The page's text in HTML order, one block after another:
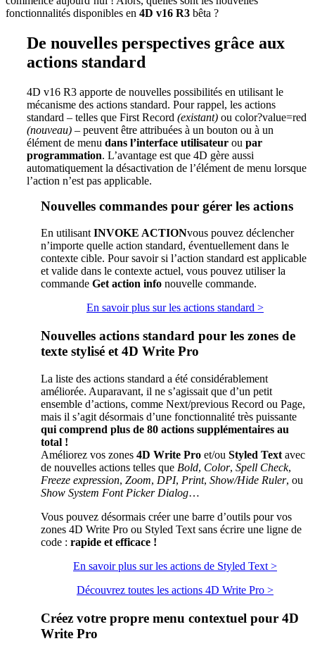
fonctionnalités disponibles en 4D v16 R3 bêta ?
De nouvelles perspectives grâce aux
actions standard
4D v16 R3 apporte de nouvelles possibilités en utilisant le
mécanisme des actions standard. Pour rappel, les actions
standard – telles que First Record (existant) ou color?value=red
(nouveau) – peuvent être attribuées à un bouton ou à un
élément de menu dans l’interface utilisateur ou par
programmation. L’avantage est que 4D gère aussi
automatiquement la désactivation de l’élément de menu lorsque
l’action n’est pas applicable.
Nouvelles commandes pour gérer les actions
En utilisant INVOKE ACTIONvous pouvez déclencher
n’importe quelle action standard, éventuellement dans le
contexte cible. Pour savoir si l’action standard est applicable
et valide dans le contexte actuel, vous pouvez utiliser la
commande Get action info nouvelle commande.
En savoir plus sur les actions standard >
Nouvelles actions standard pour les zones de
texte stylisé et 4D Write Pro
La liste des actions standard a été considérablement
améliorée. Auparavant, il ne s’agissait que d’un petit
ensemble d’actions, comme Next/previous Record ou Page,
mais il s’agit désormais d’une fonctionnalité très puissante
qui comprend plus de 80 actions supplémentaires au
total !
Améliorez vos zones 4D Write Pro et/ou Styled Text avec
de nouvelles actions telles que Bold, Color, Spell Check,
Freeze expression, Zoom, DPI, Print, Show/Hide Ruler, ou
Show System Font Picker Dialog…
Vous pouvez désormais créer une barre d’outils pour vos
zones 4D Write Pro ou Styled Text sans écrire une ligne de
code : rapide et efficace !
En savoir plus sur les actions de Styled Text >
Découvrez toutes les actions 4D Write Pro >
Créez votre propre menu contextuel pour 4D
Write Pro